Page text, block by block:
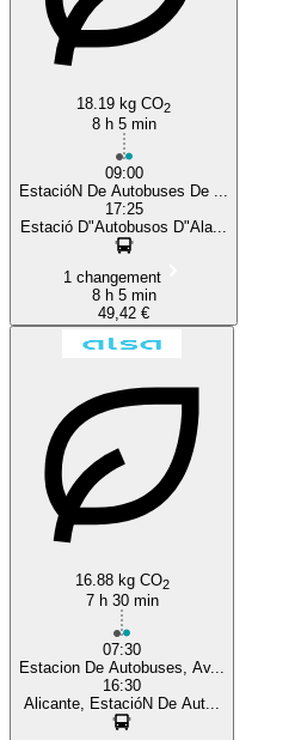
18.19 kg CO2
8 h 5 min
09:00
EstacióN De Autobuses De ...
17:25
Estació D"Autobusos D"Ala...
1 changement
8 h 5 min
49,42 €
16.88 kg CO2
7 h 30 min
07:30
Estacion De Autobuses, Av...
16:30
Alicante, EstacióN De Aut...